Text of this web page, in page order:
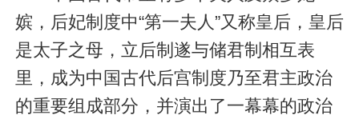
嫔，后妃制度中“第一夫人”又称皇后，皇后
是太子之母，立后制遂与储君制相互表
里，成为中国古代后宫制度乃至君主政治
的重要组成部分，并演出了一幕幕的政治